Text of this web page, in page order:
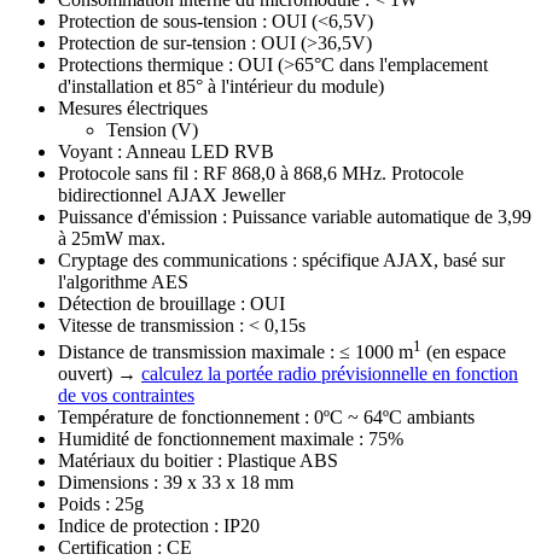
Protection de sous-tension : OUI (<6,5V)
Protection de sur-tension : OUI (>36,5V)
Protections thermique : OUI (>65°C dans l'emplacement
d'installation et 85° à l'intérieur du module)
Mesures électriques
Tension (V)
Voyant : Anneau LED RVB
Protocole sans fil : RF 868,0 à 868,6 MHz. Protocole
bidirectionnel AJAX Jeweller
Puissance d'émission : Puissance variable automatique de 3,99
à 25mW max.
Cryptage des communications : spécifique AJAX, basé sur
l'algorithme AES
Détection de brouillage : OUI
Vitesse de transmission : < 0,15s
Distance de transmission maximale : ≤ 1000 m1 (en espace
ouvert) → calculez la portée radio prévisionnelle en fonction
de vos contraintes
Température de fonctionnement : 0ºC ~ 64ºC ambiants
Humidité de fonctionnement maximale : 75%
Matériaux du boitier : Plastique ABS
Dimensions : 39 x 33 x 18 mm
Poids : 25g
Indice de protection : IP20
Certification : CE